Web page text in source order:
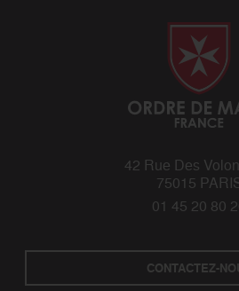
42 Rue Des
75015
01 45 20 80
CONTACTEZ-